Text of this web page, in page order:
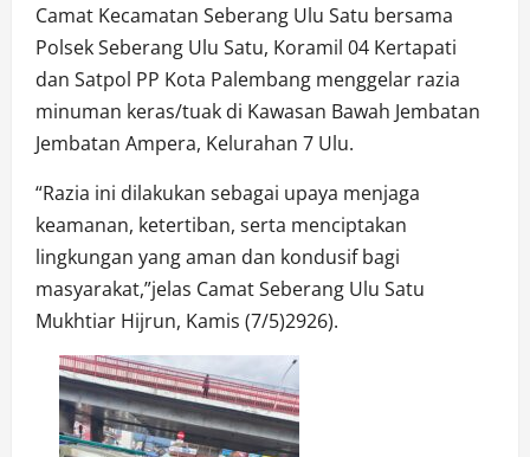
Camat Kecamatan Seberang Ulu Satu bersama
Polsek Seberang Ulu Satu, Koramil 04 Kertapati
dan Satpol PP Kota Palembang menggelar razia
minuman keras/tuak di Kawasan Bawah Jembatan
Jembatan Ampera, Kelurahan 7 Ulu.
“Razia ini dilakukan sebagai upaya menjaga
keamanan, ketertiban, serta menciptakan
lingkungan yang aman dan kondusif bagi
masyarakat,”jelas Camat Seberang Ulu Satu
Mukhtiar Hijrun, Kamis (7/5)2926).